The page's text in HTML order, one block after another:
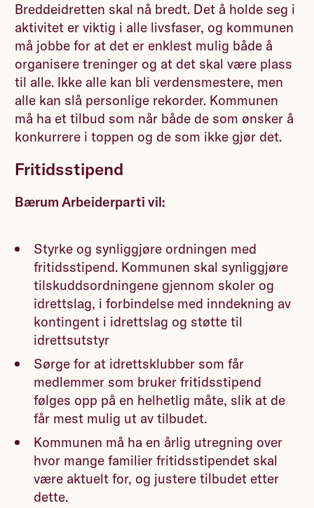
Breddeidretten skal nå bredt. Det å holde seg i
aktivitet er viktig i alle livsfaser, og kommunen
må jobbe for at det er enklest mulig både å
organisere treninger og at det skal være plass
til alle. Ikke alle kan bli verdensmestere, men
alle kan slå personlige rekorder. Kommunen
må ha et tilbud som når både de som ønsker å
konkurrere i toppen og de som ikke gjør det.
Fritidsstipend
Bærum Arbeiderparti vil:
Styrke og synliggjøre ordningen med
fritidsstipend. Kommunen skal synliggjøre
tilskuddsordningene gjennom skoler og
idrettslag, i forbindelse med inndekning av
kontingent i idrettslag og støtte til
idrettsutstyr
Sørge for at idrettsklubber som får
medlemmer som bruker fritidsstipend
følges opp på en helhetlig måte, slik at de
får mest mulig ut av tilbudet.
Kommunen må ha en årlig utregning over
hvor mange familier fritidsstipendet skal
være aktuelt for, og justere tilbudet etter
dette.